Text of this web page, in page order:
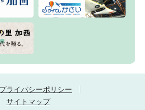
プライバシーポリシー
サイトマップ